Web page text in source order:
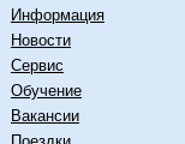
Информация
Новости
Сервис
Обучение
Вакансии